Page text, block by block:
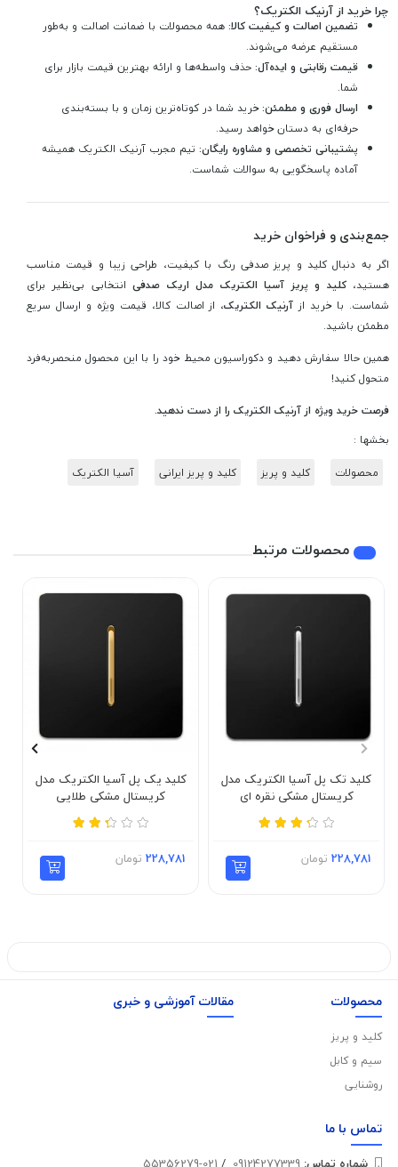
چرا خرید از آرنیک الکتریک؟
تضمین اصالت و کیفیت کالا: همه محصولات با ضمانت اصالت و به‌طور
مستقیم عرضه می‌شوند.
قیمت رقابتی و ایده‌آل: حذف واسطه‌ها و ارائه بهترین قیمت بازار برای
شما.
ارسال فوری و مطمئن: خرید شما در کوتاه‌ترین زمان و با بسته‌بندی
حرفه‌ای به دستان خواهد رسید.
پشتیبانی تخصصی و مشاوره رایگان: تیم مجرب آرنیک الکتریک همیشه
آماده پاسخگویی به سوالات شماست.
جمع‌بندی و فراخوان خرید
اگر به دنبال کلید و پریز صدفی رنگ با کیفیت، طراحی زیبا و قیمت مناسب
هستید، کلید و پریز آسیا الکتریک مدل اریک صدفی انتخابی بی‌نظیر برای
شماست. با خرید از آرنیک الکتریک، از اصالت کالا، قیمت ویژه و ارسال سریع
مطمئن باشید.
همین حالا سفارش دهید و دکوراسیون محیط خود را با این محصول منحصر‌به‌فرد
متحول کنید!
فرصت خرید ویژه از آرنیک الکتریک را از دست ندهید.
بخشها :
محصولات
کلید و پریز کلید و پریز ایرانی آسیا الکتریک
محصولات مرتبط
کلید تک پل آسیا الکتریک مدل
کریستال مشکی نقره ای
228,781 تومان
کلید یک پل آسیا الکتریک مدل
کریستال مشکی طلایی
228,781 تومان
محصولات
کلید و پریز
سیم و کابل
روشنایی
مقالات آموزشی و خبری
تماس با ما